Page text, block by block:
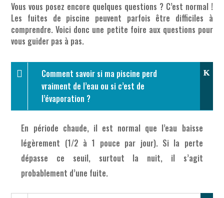
Vous vous posez encore quelques questions ? C’est normal !
Les fuites de piscine peuvent parfois être difficiles à
comprendre. Voici donc une petite foire aux questions pour
vous guider pas à pas.
Comment savoir si ma piscine perd
vraiment de l’eau ou si c’est de
l’évaporation ?
En période chaude, il est normal que l’eau baisse
légèrement (1/2 à 1 pouce par jour). Si la perte
dépasse ce seuil, surtout la nuit, il s’agit
probablement d’une fuite.